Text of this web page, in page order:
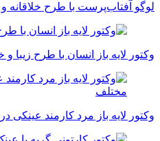
لوگو آفتاب‌پرست با طرح خلاقانه
وکتور لایه باز انسان با طرح زیبا
وکتور لایه باز مرد کارمند